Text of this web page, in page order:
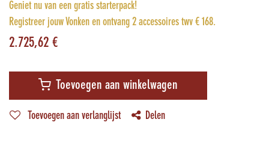
Geniet nu van een gratis starterpack!
Registreer jouw Vonken en ontvang 2 accessoires twv € 168.
2.725,62 €
Toevoegen aan winkelwagen
Toevoegen aan verlanglijst Delen